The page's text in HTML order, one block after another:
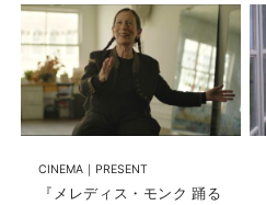
CINEMA PRESENT
『メレディス・モンク 踊る